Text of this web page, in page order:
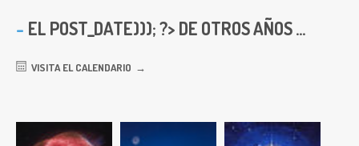
EL POST_DATE))); ?> DE OTROS AÑOS ...
VISITA EL CALENDARIO